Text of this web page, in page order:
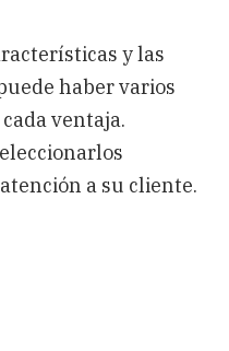
y las
haber varios
ventaja.
a su cliente.